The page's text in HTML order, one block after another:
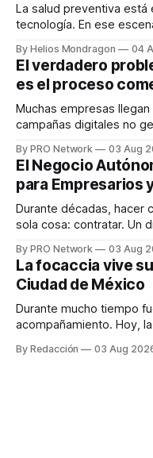
La salud preventiva está
tecnología. En ese
dispositivos inteligentes,
en tiempo real para
decisiones sobre su
responder
By Helios Mondragon 04
El verdadero
es el proceso
Muchas empresas
campañas digitales no
INTERIUS, el problema suele
una entrevista para el
marketing digital explicó
By PRO Network 03 Aug
El Negocio
para Empresarios
Durante décadas, hacer
sola cosa: contratar. Un
para los textos, alguien
para encontrar
llamadas y mensajes, y
By PRO Network 03 Aug
La focaccia vive
Ciudad de México
Durante mucho tiempo
acompañamiento. Hoy,
artesanal, ingredientes
By Redacción 03 Aug